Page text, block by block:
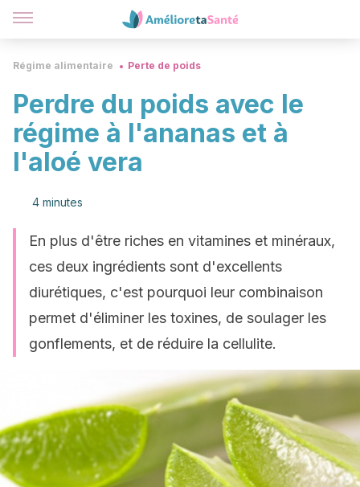
Régime alimentaire Perte de poids
Perdre du poids avec le
régime à l'ananas et à
l'aloé vera
4 minutes
En plus d'être riches en vitamines et minéraux,
ces deux ingrédients sont d'excellents
diurétiques, c'est pourquoi leur combinaison
permet d'éliminer les toxines, de soulager les
gonflements, et de réduire la cellulite.